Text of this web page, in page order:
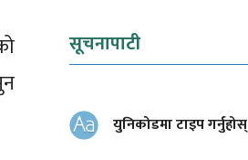
सूचनापाटी
युनिकोडमा टाइप गर्नुहोस्